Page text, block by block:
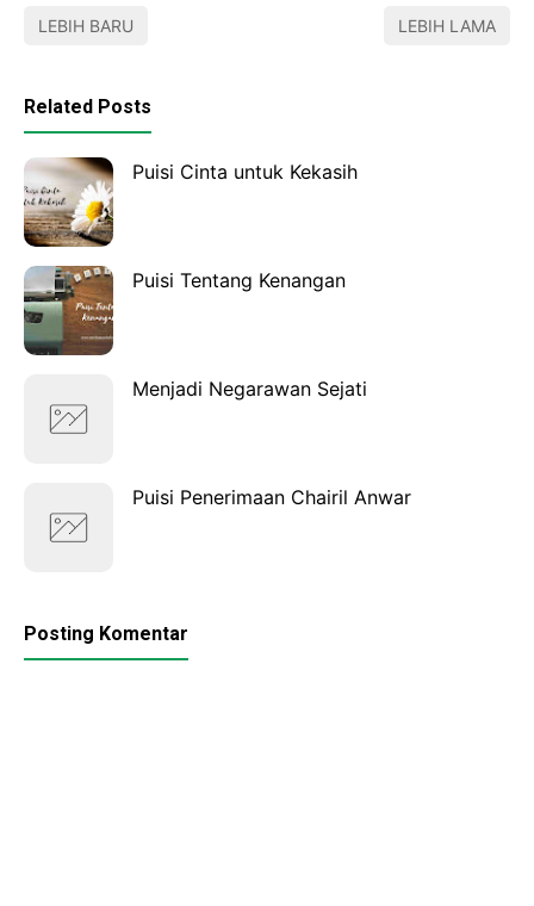
LEBIH BARU LEBIH LAMA
Related Posts
Puisi Cinta untuk Kekasih
Puisi Tentang Kenangan
Menjadi Negarawan Sejati
Puisi Penerimaan Chairil Anwar
Posting Komentar